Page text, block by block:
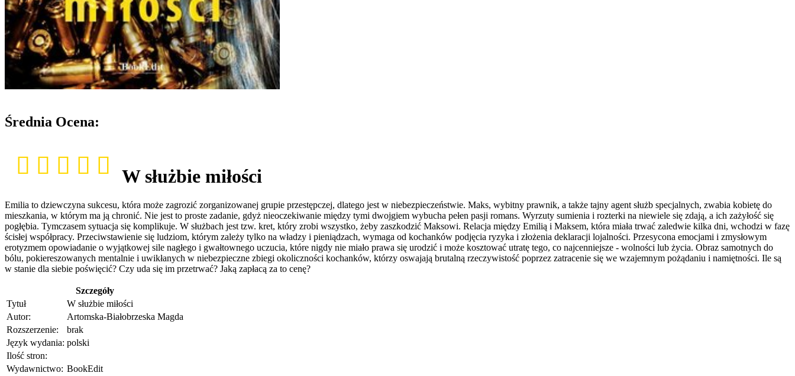
Średnia Ocena:
W służbie miłości
Emilia to dziewczyna sukcesu, która może zagrozić zorganizowanej grupie przestępczej, dlatego jest w niebezpieczeństwie. Maks, wybitny prawnik, a także tajny agent służb specjalnych, zwabia kobietę do
mieszkania, w którym ma ją chronić. Nie jest to proste zadanie, gdyż nieoczekiwanie między tymi dwojgiem wybucha pełen pasji romans. Wyrzuty sumienia i rozterki na niewiele się zdają, a ich zażyłość się
pogłębia. Tymczasem sytuacja się komplikuje. W służbach jest tzw. kret, który zrobi wszystko, żeby zaszkodzić Maksowi. Relacja między Emilią i Maksem, która miała trwać zaledwie kilka dni, wchodzi w fazę
ścisłej współpracy. Przeciwstawienie się ludziom, którym zależy tylko na władzy i pieniądzach, wymaga od kochanków podjęcia ryzyka i złożenia deklaracji lojalności. Przesycona emocjami i zmysłowym
erotyzmem opowiadanie o wyjątkowej sile nagłego i gwałtownego uczucia, które nigdy nie miało prawa się urodzić i może kosztować utratę tego, co najcenniejsze - wolności lub życia. Obraz samotnych do
bólu, pokiereszowanych mentalnie i uwikłanych w niebezpieczne zbiegi okoliczności kochanków, którzy oswajają brutalną rzeczywistość poprzez zatracenie się we wzajemnym pożądaniu i namiętności. Ile są
w stanie dla siebie poświęcić? Czy uda się im przetrwać? Jaką zapłacą za to cenę?
Szczegóły
Tytuł
W służbie miłości
Autor:
Artomska-Białobrzeska Magda
Rozszerzenie:
brak
Język wydania: polski
Ilość stron:
Wydawnictwo: BookEdit